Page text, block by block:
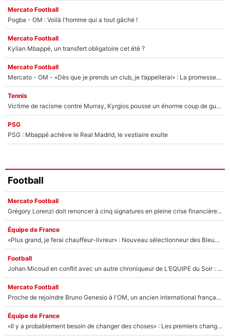
Mercato Football
Pogba - OM : Voilà l'homme qui a tout gâché !
Mercato Football
Kylian Mbappé, un transfert obligatoire cet été ?
Mercato Football
Mercato - OM - «Dès que je prends un club, je t’appellerai» : La promesse de Marcelino au moment de claquer la porte
Tennis
Victime de racisme contre Murray, Kyrgios pousse un énorme coup de gueule !
PSG
PSG : Mbappé achève le Real Madrid, le vestiaire exulte
Football
Mercato Football
Grégory Lorenzi doit renoncer à cinq signatures en pleine crise financière : L’IA propose sept noms à l’OM pour un mercato réussi... à seulement 5M€ !
Équipe de France
«Plus grand, je ferai chauffeur-livreur» : Nouveau sélectionneur des Bleus, Zinédine Zidane s’était imaginé un avenir très différent lorsqu'il était enfant
Football
Johan Micoud en conflit avec un autre chroniqueur de L’EQUIPE du Soir : «Pendant un moment, je ne les ai pas remis ensemble dans l'émission»
Mercato Football
Proche de rejoindre Bruno Genesio à l'OM, un ancien international français va finalement débarquer... sur RMC !
Équipe de France
«Il y a probablement besoin de changer des choses» : Les premiers changements de Zinedine Zidane en équipe de France sont révélés ?